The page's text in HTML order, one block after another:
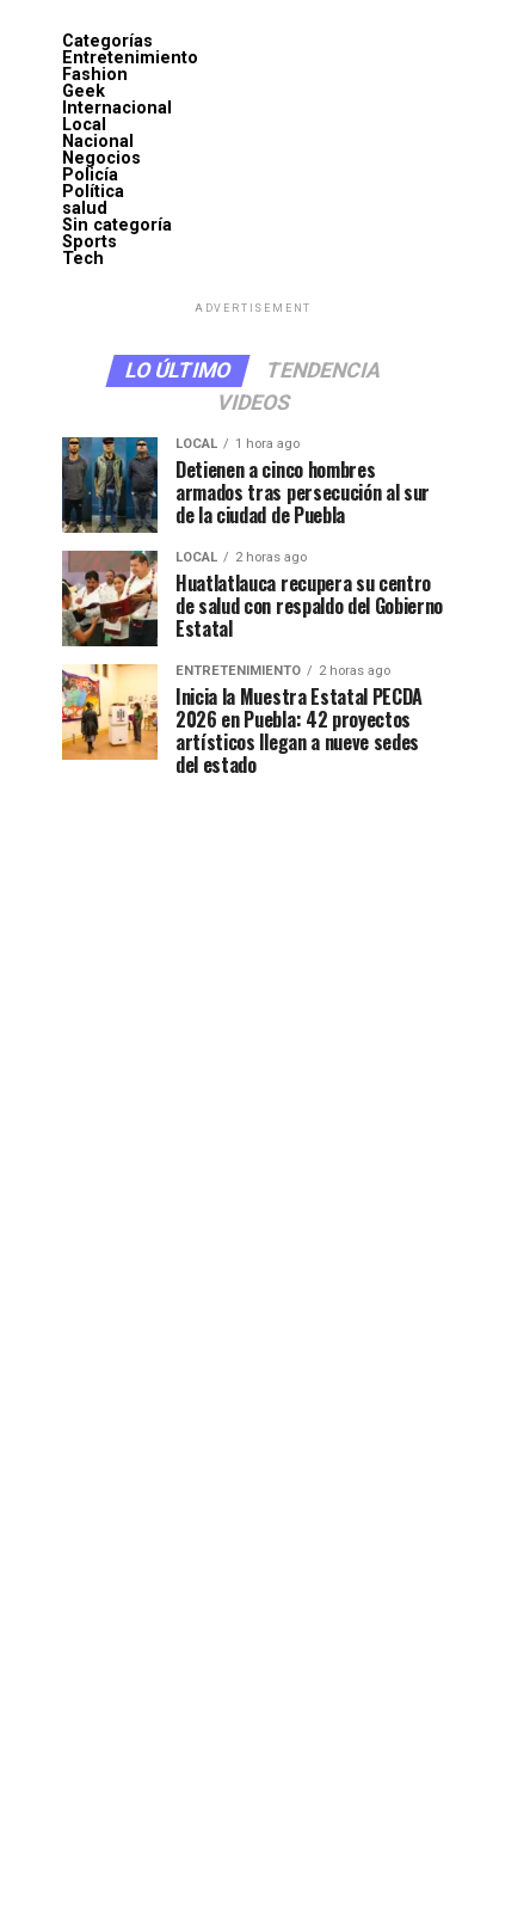
Categorías
Entretenimiento
Fashion
Geek
Internacional
Local
Nacional
Negocios
Policía
Política
salud
Sin categoría
Sports
Tech
ADVERTISEMENT
LO ÚLTIMO
TENDENCIA
VIDEOS
LOCAL 1 hora ago
Detienen a cinco hombres
armados tras persecución al sur
de la ciudad de Puebla
LOCAL 2 horas ago
Huatlatlauca recupera su centro
de salud con respaldo del Gobierno
Estatal
ENTRETENIMIENTO 2 horas ago
Inicia la Muestra Estatal PECDA
2026 en Puebla: 42 proyectos
artísticos llegan a nueve sedes
del estado